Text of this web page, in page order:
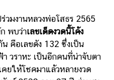
านหลวงพ่อโสธร 2565
พบว่าเลขเด็ดงวดนี้โค้ง
คือเลขดัง 132 ซึ่งเป็น
วราหะ เป็นอีกคนที่น่าจับตา
คยให้โชคมาแล้วหลายงวด